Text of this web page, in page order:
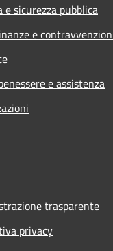
e sicurezza pubblica
e
e assistenza
trasparente
privacy